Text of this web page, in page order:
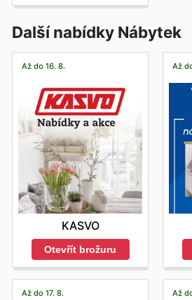
Další nabídky Nábytek
Až do 16. 8.
KASVO
Otevřít brožuru
Až
Až do 17. 8. Až